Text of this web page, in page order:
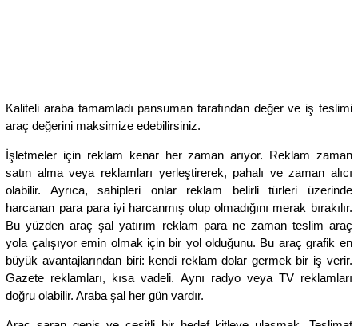
Kaliteli araba tamamladı pansuman tarafından değer ve iş teslimi
araç değerini maksimize edebilirsiniz.
İşletmeler için reklam kenar her zaman arıyor. Reklam zaman
satın alma veya reklamları yerleştirerek, pahalı ve zaman alıcı
olabilir. Ayrıca, sahipleri onlar reklam belirli türleri üzerinde
harcanan para para iyi harcanmış olup olmadığını merak bırakılır.
Bu yüzden araç şal yatırım reklam para ne zaman teslim araç
yola çalışıyor emin olmak için bir yol olduğunu. Bu araç grafik en
büyük avantajlarından biri: kendi reklam dolar germek bir iş verir.
Gazete reklamları, kısa vadeli. Aynı radyo veya TV reklamları
doğru olabilir. Araba şal her gün vardır.